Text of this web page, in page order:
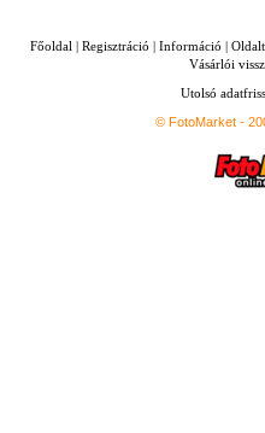
Főoldal | Regisztráció | Információ |
Vásárlói
Utolsó
© FotoMarket -